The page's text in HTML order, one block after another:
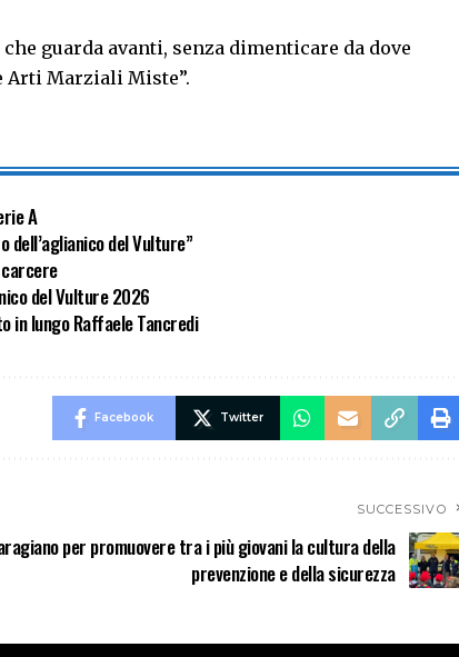
guarda avanti, senza dimenticare da dove
Arti Marziali Miste”.
A
del Vulture”
del Vulture 2026
in lungo Raffaele Tancredi
Facebook Twitter
SUCCESSIVO
per promuovere tra i più giovani la cultura della
prevenzione e della sicurezza